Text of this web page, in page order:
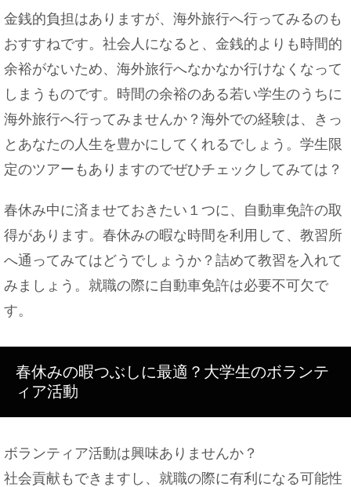
金銭的負担はありますが、海外旅行へ行ってみるのも
おすすねです。社会人になると、金銭的よりも時間的
余裕がないため、海外旅行へなかなか行けなくなって
しまうものです。時間の余裕のある若い学生のうちに
海外旅行へ行ってみませんか？海外での経験は、きっ
とあなたの人生を豊かにしてくれるでしょう。学生限
定のツアーもありますのでぜひチェックしてみては？
春休み中に済ませておきたい１つに、自動車免許の取
得があります。春休みの暇な時間を利用して、教習所
へ通ってみてはどうでしょうか？詰めて教習を入れて
みましょう。就職の際に自動車免許は必要不可欠で
す。
春休みの暇つぶしに最適？大学生のボランテ
ィア活動
ボランティア活動は興味ありませんか？
社会貢献もできますし、就職の際に有利になる可能性